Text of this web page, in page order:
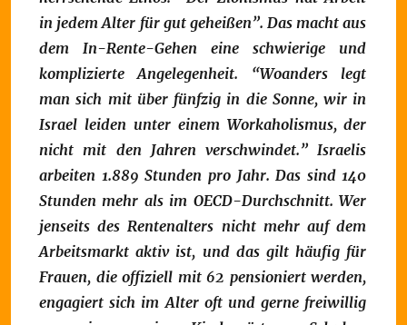
in jedem Alter für gut geheißen”. Das macht aus
dem In-Rente-Gehen eine schwierige und
komplizierte Angelegenheit. “Woanders legt
man sich mit über fünfzig in die Sonne, wir in
Israel leiden unter einem Workaholismus, der
nicht mit den Jahren verschwindet.” Israelis
arbeiten 1.889 Stunden pro Jahr. Das sind 140
Stunden mehr als im OECD-Durchschnitt. Wer
jenseits des Rentenalters nicht mehr auf dem
Arbeitsmarkt aktiv ist, und das gilt häufig für
Frauen, die offiziell mit 62 pensioniert werden,
engagiert sich im Alter oft und gerne freiwillig